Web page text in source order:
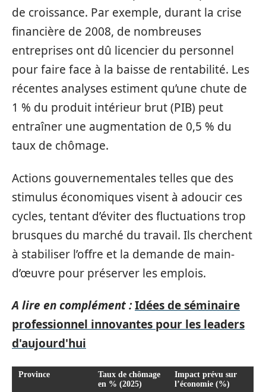
de croissance. Par exemple, durant la crise
financière de 2008, de nombreuses
entreprises ont dû licencier du personnel
pour faire face à la baisse de rentabilité. Les
récentes analyses estiment qu’une chute de
1 % du produit intérieur brut (PIB) peut
entraîner une augmentation de 0,5 % du
taux de chômage.
Actions gouvernementales telles que des
stimulus économiques visent à adoucir ces
cycles, tentant d’éviter des fluctuations trop
brusques du marché du travail. Ils cherchent
à stabiliser l’offre et la demande de main-
d’œuvre pour préserver les emplois.
A lire en complément :Idées de séminaire
professionnel innovantes pour les leaders
d'aujourd'hui
Province
Taux de chômage
en % (2025)
Impact prévu sur
l’économie (%)